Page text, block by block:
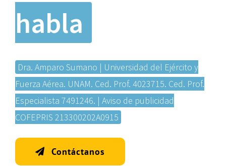
habla
Dra. Amparo Sumano | Universidad del Ejército y
Fuerza Aérea. UNAM. Ced. Prof. 4023715. Ced. Prof.
Especialista 7491246. | Aviso de publicidad
COFEPRIS 213300202A0915
Contáctanos